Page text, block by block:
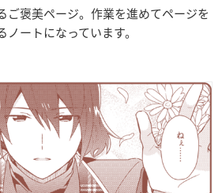
ご褒美ページ。作業を進めてページを
ートになっています。